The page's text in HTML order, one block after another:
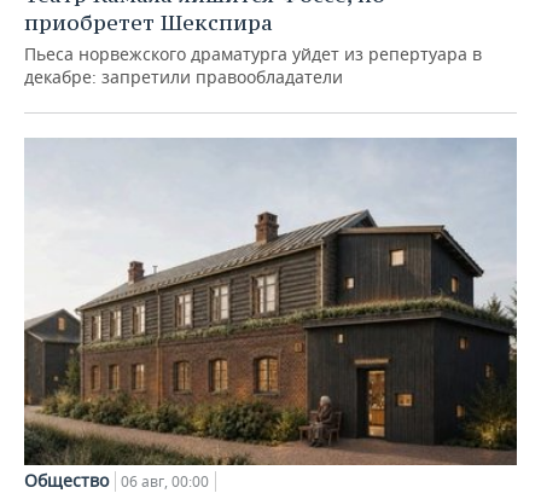
приобретет Шекспира
Пьеса норвежского драматурга уйдет из репертуара в
декабре: запретили правообладатели
Общество 06 авг, 00:00